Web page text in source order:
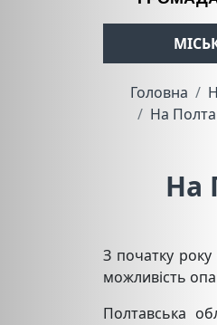
Головна
На
На
З початку
можливість
Полтавська